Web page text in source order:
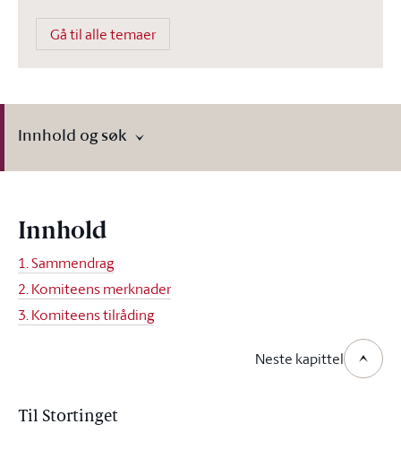
Gå til alle temaer
Innhold og søk
Innhold
1. Sammendrag
2. Komiteens merknader
3. Komiteens tilråding
Neste kapittel
Til Stortinget